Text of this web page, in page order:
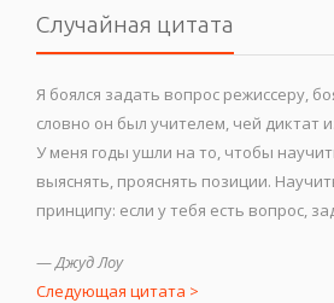
Случайная цитата
Я боялся задать вопрос режиссеру,
словно он был учителем, чей диктат
У меня годы ушли на то, чтобы
выяснять, прояснять позиции.
принципу: если у тебя есть вопрос,
—Джуд Лоу
Следующая цитата >